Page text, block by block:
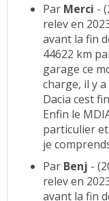
Par Merci -
relev en
avant la fin
44622 km
garage ce
charge, il y
Dacia cest
Enfin le
particulier
je
Par Benj -
relev en
avant la fin